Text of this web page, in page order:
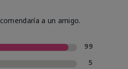
a un amigo.
99
5